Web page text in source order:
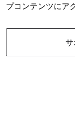
プコンテンツにア